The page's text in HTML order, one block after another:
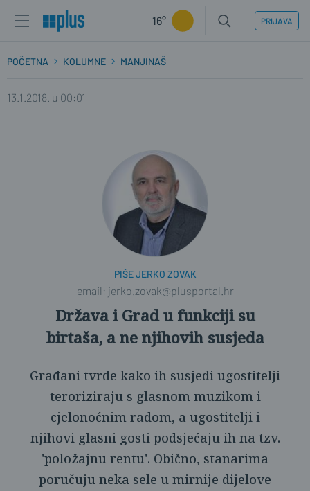
16° PRIJAVA
POČETNA KOLUMNE MANJINAŠ
13.1.2018. u 00:01
PIŠE JERKO ZOVAK
email: jerko.zovak@plusportal.hr
Država i Grad u funkciji su
birtaša, a ne njihovih susjeda
Građani tvrde kako ih susjedi ugostitelji
teroriziraju s glasnom muzikom i
cjelonoćnim radom, a ugostitelji i
njihovi glasni gosti podsjećaju ih na tzv.
'položajnu rentu'. Obično, stanarima
poručuju neka sele u mirnije dijelove